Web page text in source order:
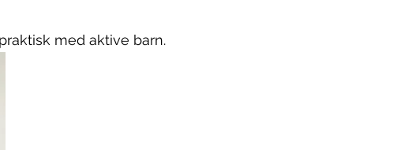
med aktive barn.